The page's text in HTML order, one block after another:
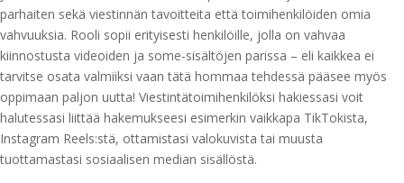
parhaiten sekä viestinnän tavoitteita että toimihenkilöiden omia
vahvuuksia. Rooli sopii erityisesti henkilöille, jolla on vahvaa
kiinnostusta videoiden ja some-sisältöjen parissa – eli kaikkea ei
tarvitse osata valmiiksi vaan tätä hommaa tehdessä pääsee myös
oppimaan paljon uutta! Viestintätoimihenkilöksi hakiessasi voit
halutessasi liittää hakemukseesi esimerkin vaikkapa TikTokista,
Instagram Reels:stä, ottamistasi valokuvista tai muusta
tuottamastasi sosiaalisen median sisällöstä.